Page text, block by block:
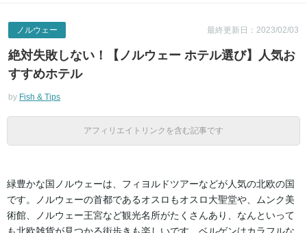
最終更新日：2023/02/03
ノルウェー
絶対失敗しない！【ノルウェー ホテル選び】人気お
すすめホテル
by Fish & Tips
アフィリエイトリンクを含む記事です
緑豊かな国ノルウェーは、フィヨルドツアーなどが人気の北欧の国
です。ノルウェーの首都であるオスロもオスロ大聖堂や、ムンク美
術館、ノルウェー王宮など観光名所がたくさんあり、なんといって